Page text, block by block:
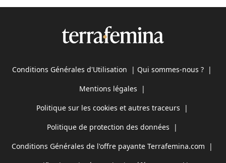
Conditions Générales d'Utilisation | Qui sommes-nous ? |
Mentions légales |
Politique sur les cookies et autres traceurs |
Politique de protection des données |
Conditions Générales de l'offre payante Terrafemina.com |